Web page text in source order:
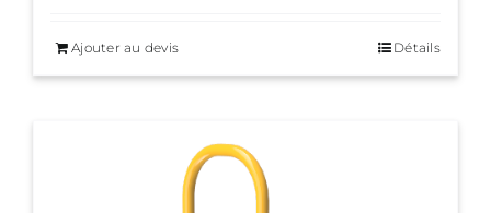
Ajouter au devis Détails